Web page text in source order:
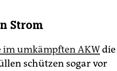
Strom
im umkämpften AKWdie
schützen sogar vor